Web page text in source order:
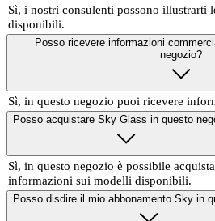
Sì, i nostri consulenti possono illustrarti
disponibili.
Posso ricevere informazioni
negozio?
Sì, in questo negozio puoi ricevere
Posso acquistare Sky Glass in questo
Sì, in questo negozio è possibile
informazioni sui modelli disponibili.
Posso disdire il mio abbonamento Sky in